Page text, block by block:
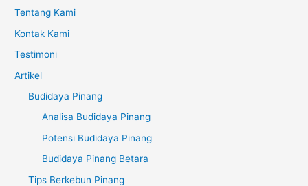
Tentang Kami
Kontak Kami
Testimoni
Artikel
Budidaya Pinang
Analisa Budidaya Pinang
Potensi Budidaya Pinang
Budidaya Pinang Betara
Tips Berkebun Pinang